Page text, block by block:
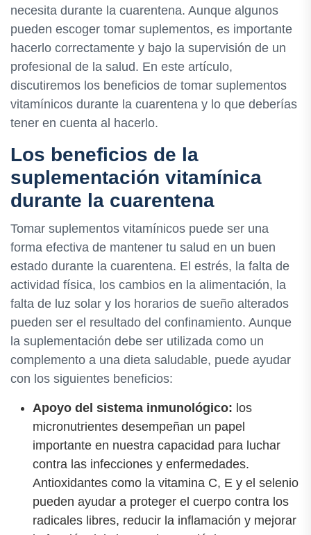
necesita durante la cuarentena. Aunque algunos
pueden escoger tomar suplementos, es importante
hacerlo correctamente y bajo la supervisión de un
profesional de la salud. En este artículo,
discutiremos los beneficios de tomar suplementos
vitamínicos durante la cuarentena y lo que deberías
tener en cuenta al hacerlo.
Los beneficios de la
suplementación vitamínica
durante la cuarentena
Tomar suplementos vitamínicos puede ser una
forma efectiva de mantener tu salud en un buen
estado durante la cuarentena. El estrés, la falta de
actividad física, los cambios en la alimentación, la
falta de luz solar y los horarios de sueño alterados
pueden ser el resultado del confinamiento. Aunque
la suplementación debe ser utilizada como un
complemento a una dieta saludable, puede ayudar
con los siguientes beneficios:
Apoyo del sistema inmunológico: los
micronutrientes desempeñan un papel
importante en nuestra capacidad para luchar
contra las infecciones y enfermedades.
Antioxidantes como la vitamina C, E y el selenio
pueden ayudar a proteger el cuerpo contra los
radicales libres, reducir la inflamación y mejorar